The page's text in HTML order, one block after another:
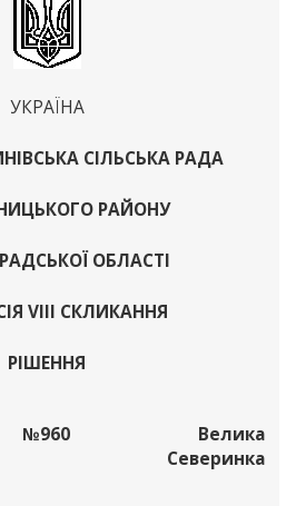
УКРАЇНА
СІЛЬСЬКА РАДА
РАЙОНУ
ОБЛАСТІ
VIII СКЛИКАННЯ
РІШЕННЯ
№960
Велика
Северинка